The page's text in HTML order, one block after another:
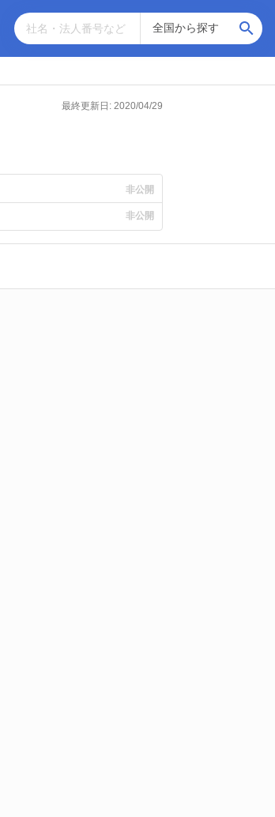
最終更新日: 2020/04/29
非公開
非公開